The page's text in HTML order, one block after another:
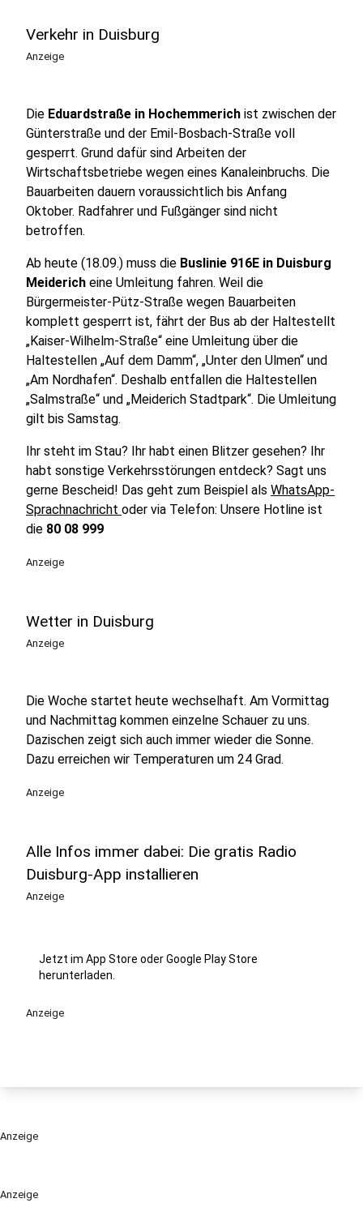
Anzeige
Verkehr in Duisburg
Anzeige
Die Eduardstraße in Hochemmerich ist zwischen der
Günterstraße und der Emil-Bosbach-Straße voll
gesperrt. Grund dafür sind Arbeiten der
Wirtschaftsbetriebe wegen eines Kanaleinbruchs. Die
Bauarbeiten dauern voraussichtlich bis Anfang
Oktober. Radfahrer und Fußgänger sind nicht
betroffen.
Ab heute (18.09.) muss die Buslinie 916E in Duisburg
Meiderich eine Umleitung fahren. Weil die
Bürgermeister-Pütz-Straße wegen Bauarbeiten
komplett gesperrt ist, fährt der Bus ab der Haltestellt
„Kaiser-Wilhelm-Straße“ eine Umleitung über die
Haltestellen „Auf dem Damm“, „Unter den Ulmen“ und
„Am Nordhafen“. Deshalb entfallen die Haltestellen
„Salmstraße“ und „Meiderich Stadtpark“. Die Umleitung
gilt bis Samstag.
Ihr steht im Stau? Ihr habt einen Blitzer gesehen? Ihr
habt sonstige Verkehrsstörungen entdeck? Sagt uns
gerne Bescheid! Das geht zum Beispiel als WhatsApp-
Sprachnachricht oder via Telefon: Unsere Hotline ist
die 80 08 999
Anzeige
Wetter in Duisburg
Anzeige
Die Woche startet heute wechselhaft. Am Vormittag
und Nachmittag kommen einzelne Schauer zu uns.
Dazischen zeigt sich auch immer wieder die Sonne.
Dazu erreichen wir Temperaturen um 24 Grad.
Anzeige
Alle Infos immer dabei: Die gratis Radio
Duisburg-App installieren
Anzeige
Jetzt im App Store oder Google Play Store
herunterladen.
Anzeige
Anzeige